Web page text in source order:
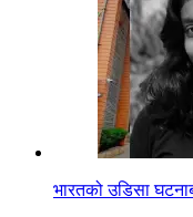
भारतको उडिसा